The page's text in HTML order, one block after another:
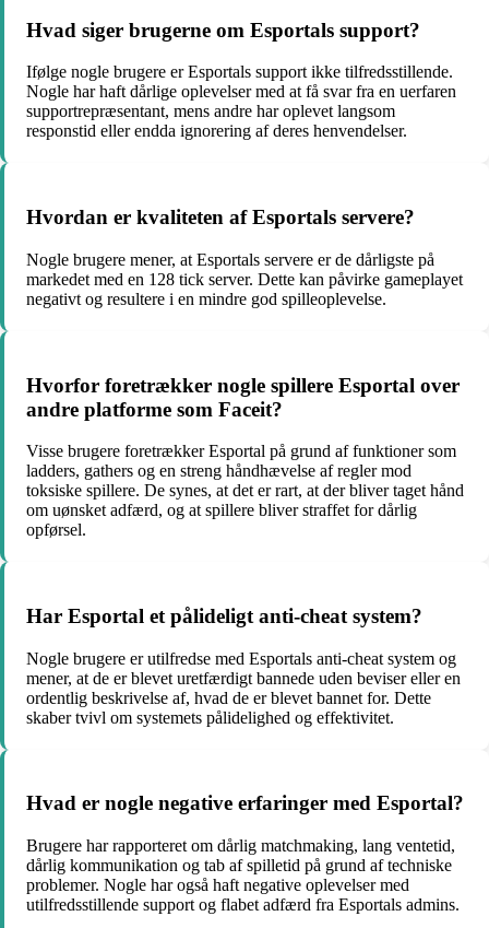
Hvad siger brugerne om Esportals support?
Ifølge nogle brugere er Esportals support ikke tilfredsstillende.
Nogle har haft dårlige oplevelser med at få svar fra en uerfaren
supportrepræsentant, mens andre har oplevet langsom
responstid eller endda ignorering af deres henvendelser.
Hvordan er kvaliteten af Esportals servere?
Nogle brugere mener, at Esportals servere er de dårligste på
markedet med en 128 tick server. Dette kan påvirke gameplayet
negativt og resultere i en mindre god spilleoplevelse.
Hvorfor foretrækker nogle spillere Esportal over
andre platforme som Faceit?
Visse brugere foretrækker Esportal på grund af funktioner som
ladders, gathers og en streng håndhævelse af regler mod
toksiske spillere. De synes, at det er rart, at der bliver taget hånd
om uønsket adfærd, og at spillere bliver straffet for dårlig
opførsel.
Har Esportal et pålideligt anti-cheat system?
Nogle brugere er utilfredse med Esportals anti-cheat system og
mener, at de er blevet uretfærdigt bannede uden beviser eller en
ordentlig beskrivelse af, hvad de er blevet bannet for. Dette
skaber tvivl om systemets pålidelighed og effektivitet.
Hvad er nogle negative erfaringer med Esportal?
Brugere har rapporteret om dårlig matchmaking, lang ventetid,
dårlig kommunikation og tab af spilletid på grund af techniske
problemer. Nogle har også haft negative oplevelser med
utilfredsstillende support og flabet adfærd fra Esportals admins.